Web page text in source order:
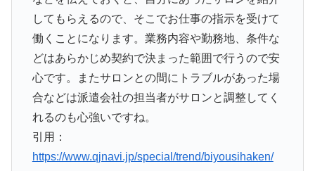
してもらえるので、そこでお仕事の指示を受けて
働くことになります。業務内容や勤務地、条件な
どはあらかじめ契約で決まった範囲で行うので安
心です。またサロンとの間にトラブルがあった場
合などは派遣会社の担当者がサロンと調整してく
れるのも心強いですね。
引用：
https://www.qjnavi.jp/special/trend/biyousihaken/